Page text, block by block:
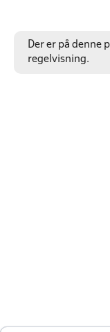
Der er på denne
regelvisning.